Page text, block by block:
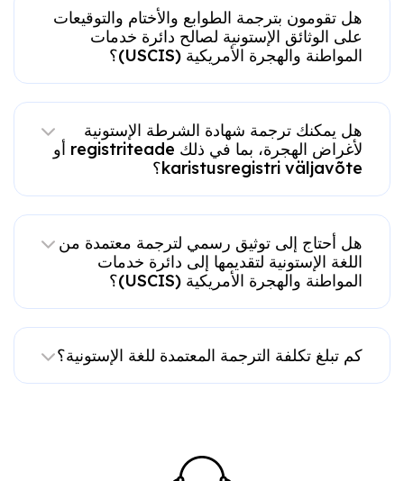
هل تقومون بترجمة الطوابع والأختام والتوقيعات
على الوثائق الإستونية لصالح دائرة خدمات
المواطنة والهجرة الأمريكية (USCIS)؟
هل يمكنك ترجمة شهادة الشرطة الإستونية
لأغراض الهجرة، بما في ذلك registriteade أو
karistusregistri väljavõte؟
هل أحتاج إلى توثيق رسمي لترجمة معتمدة من
اللغة الإستونية لتقديمها إلى دائرة خدمات
المواطنة والهجرة الأمريكية (USCIS)؟
كم تبلغ تكلفة الترجمة المعتمدة للغة الإستونية؟